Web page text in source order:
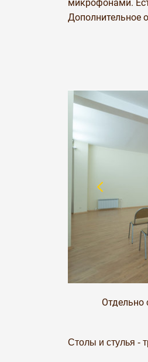
Дополнительное
Отдельно
Столы и стулья -